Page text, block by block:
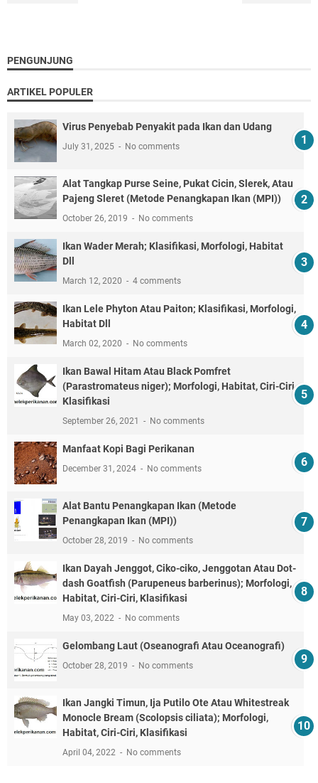
PENGUNJUNG
ARTIKEL POPULER
Virus Penyebab Penyakit pada Ikan dan Udang
July 31, 2025 No comments
Alat Tangkap Purse Seine, Pukat Cicin, Slerek, Atau
Pajeng Sleret (Metode Penangkapan Ikan (MPI))
October 26, 2019 No comments
Ikan Wader Merah; Klasifikasi, Morfologi, Habitat
Dll
March 12, 2020 4 comments
Ikan Lele Phyton Atau Paiton; Klasifikasi, Morfologi,
Habitat Dll
March 02, 2020 No comments
Ikan Bawal Hitam Atau Black Pomfret
(Parastromateus niger); Morfologi, Habitat, Ciri-Ciri,
Klasifikasi
September 26, 2021 No comments
Manfaat Kopi Bagi Perikanan
December 31, 2024 No comments
Alat Bantu Penangkapan Ikan (Metode
Penangkapan Ikan (MPI))
October 28, 2019 No comments
Ikan Dayah Jenggot, Ciko-ciko, Jenggotan Atau Dot-
dash Goatfish (Parupeneus barberinus); Morfologi,
Habitat, Ciri-Ciri, Klasifikasi
May 03, 2022 No comments
Gelombang Laut (Oseanografi Atau Oceanografi)
October 28, 2019 No comments
Ikan Jangki Timun, Ija Putilo Ote Atau Whitestreak
Monocle Bream (Scolopsis ciliata); Morfologi,
Habitat, Ciri-Ciri, Klasifikasi
April 04, 2022 No comments